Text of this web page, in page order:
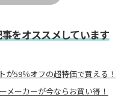
をオススメしています
が59％オフの超特価で買える！
メーカーが今ならお買い得！